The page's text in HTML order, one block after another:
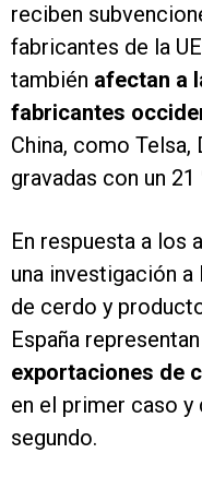
reciben
fabricantes de la
también afectan a
fabricantes
China, como
gravadas con un 21
En respuesta a los
una investigación
de cerdo y
España
exportaciones de
en el primer caso y
segundo.